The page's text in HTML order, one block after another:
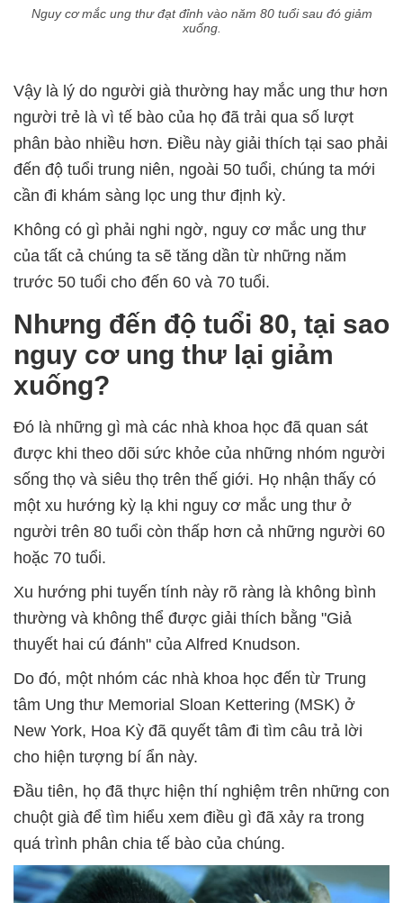
Nguy cơ mắc ung thư đạt đỉnh vào năm 80 tuổi sau đó giảm
xuống.
Vậy là lý do người già thường hay mắc ung thư hơn
người trẻ là vì tế bào của họ đã trải qua số lượt
phân bào nhiều hơn. Điều này giải thích tại sao phải
đến độ tuổi trung niên, ngoài 50 tuổi, chúng ta mới
cần đi khám sàng lọc ung thư định kỳ.
Không có gì phải nghi ngờ, nguy cơ mắc ung thư
của tất cả chúng ta sẽ tăng dần từ những năm
trước 50 tuổi cho đến 60 và 70 tuổi.
Nhưng đến độ tuổi 80, tại sao
nguy cơ ung thư lại giảm
xuống?
Đó là những gì mà các nhà khoa học đã quan sát
được khi theo dõi sức khỏe của những nhóm người
sống thọ và siêu thọ trên thế giới. Họ nhận thấy có
một xu hướng kỳ lạ khi nguy cơ mắc ung thư ở
người trên 80 tuổi còn thấp hơn cả những người 60
hoặc 70 tuổi.
Xu hướng phi tuyến tính này rõ ràng là không bình
thường và không thể được giải thích bằng "Giả
thuyết hai cú đánh" của Alfred Knudson.
Do đó, một nhóm các nhà khoa học đến từ Trung
tâm Ung thư Memorial Sloan Kettering (MSK) ở
New York, Hoa Kỳ đã quyết tâm đi tìm câu trả lời
cho hiện tượng bí ẩn này.
Đầu tiên, họ đã thực hiện thí nghiệm trên những con
chuột già để tìm hiểu xem điều gì đã xảy ra trong
quá trình phân chia tế bào của chúng.